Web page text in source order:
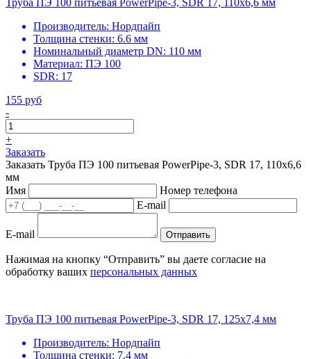
Производитель: Нордпайп
Толщина стенки: 6.6 мм
Номинальный диаметр DN: 110 мм
Материал: ПЭ 100
SDR: 17
155 руб
-
+
Заказать
Заказать Труба ПЭ 100 питьевая PowerPipe-3, SDR 17, 110х6,6
мм
Имя
Номер телефона
E-mail
E-mail Отправить
Нажимая на кнопку “Отправить” вы даете согласие на
обработку ваших персональных данных
Труба ПЭ 100 питьевая PowerPipe-3, SDR 17, 125х7,4 мм
Производитель: Нордпайп
Толщина стенки: 7.4 мм